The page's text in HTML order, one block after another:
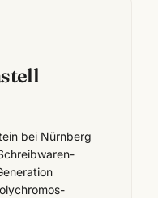
bei Nürnberg